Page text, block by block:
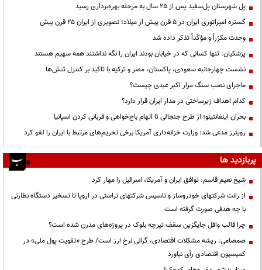
پل شهرستان پل‌سفید پس از ۲۵ سال به مرحله بهره‌برداری رسید
گستره امپراتوری ایران در ۵ قرن پیش از میلاد؛ تصویری از ایران ۲۵ قرن پیش
وحدت مکرّراً و مؤکّداً تذکر داده شد
پزشکیان: تنها کسانی که در خیابان بودند ایران را نگه نداشتند همه سهیم هستند
نشست چهارجانبه سعودی، پاکستان، مصر و ترکیه با تاکید بر کنترل تنش‌ها
ماجرای نصب سنگ مزار اکبر عبدی چیست؟
کدام اهداف زیرساختی در مدار ایران قرار دارد؟
بحران اینفانتینو؛ از طرح جنجالی تا اتهام باج‌خواهی و قربانی کردن اسپانیا
رویترز مدعی شد: وزارت خزانه‌داری آمریکا برخی تحریم‌های مرتبط با ایران را لغو کرد
پربازدید ها
شیخ نعیم قاسم: توافق ایران و آمریکا، اسرائیل را مهار کرد
از رانت‌ شرکتهای خودروساز و تاسیس شرکتهای تراستی در اروپا تا تسخیر دستگاه نظارتی
با چه هدفی صورت گرفته است
چرا قالب وافل جایگزین سقف تیرچه بلوک در پروژه‌های مدرن شده است؟
صمصامی: ریشه مشکلات اقتصادی، گرانی نرخ ارز است/ طرح «تقویت پول ملی» در
کمیسیون اقتصادی رأی نیاورد